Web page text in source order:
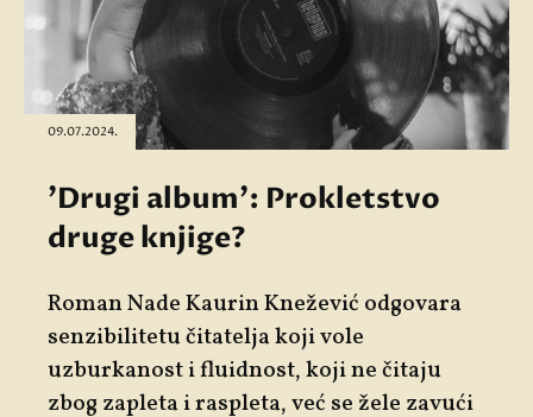
09.07.2024.
'Drugi album': Prokletstvo
druge knjige?
Roman Nade Kaurin Knežević odgovara
senzibilitetu čitatelja koji vole
uzburkanost i fluidnost, koji ne čitaju
zbog zapleta i raspleta, već se žele zavući